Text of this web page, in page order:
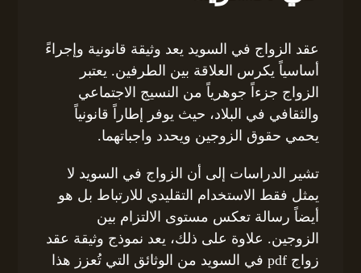
عقد الزواج في السويد يعد وثيقة قانونية وإجراءً
أساسياً يكرس العلاقة بين الطرفين. يعتبر
الزواج جزءاً جوهرياً من النسيج الاجتماعي
والثقافي في البلاد، حيث يوفر إطاراً قانونياً
يحمي حقوق الزوجين ويحدد واجباتهما.
تشير الدراسات إلى أن الزواج في السويد لا
يمثل فقط الاستخدام التقليدي للارتباط بل هو
أيضاً رسالة تعكس مستوى الالتزام بين
الزوجين. علاوة على ذلك، يعد نموذج وثيقة عقد
زواج pdf في السويد من الوثائق التي تُعزز هذا